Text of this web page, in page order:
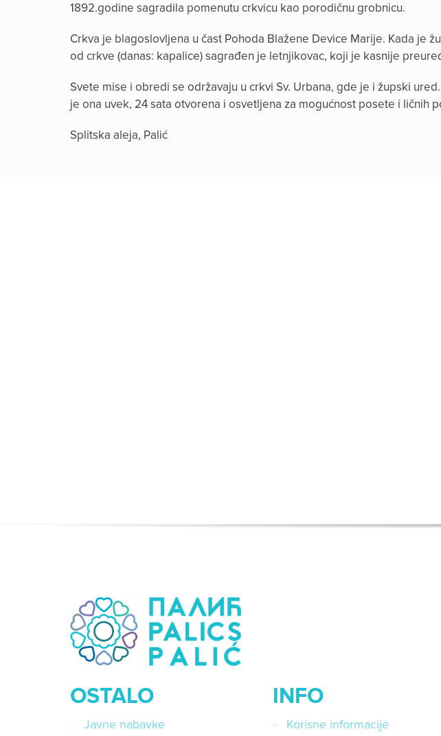
1892.godine sagradila pomenutu crkvicu kao porodičnu grobnicu.
Crkva je blagoslovljena u čast Pohoda Blažene Device Marije. Kada je
od crkve (danas: kapalice) sagrađen je letnjikovac, koji je kasnije
Svete mise i obredi se održavaju u crkvi Sv. Urbana, gde je i župski
je ona uvek, 24 sata otvorena i osvetljena za mogućnost posete i ličnih
Splitska aleja, Palić
OSTALO
Javne nabavke
INFO
Korisne informacije